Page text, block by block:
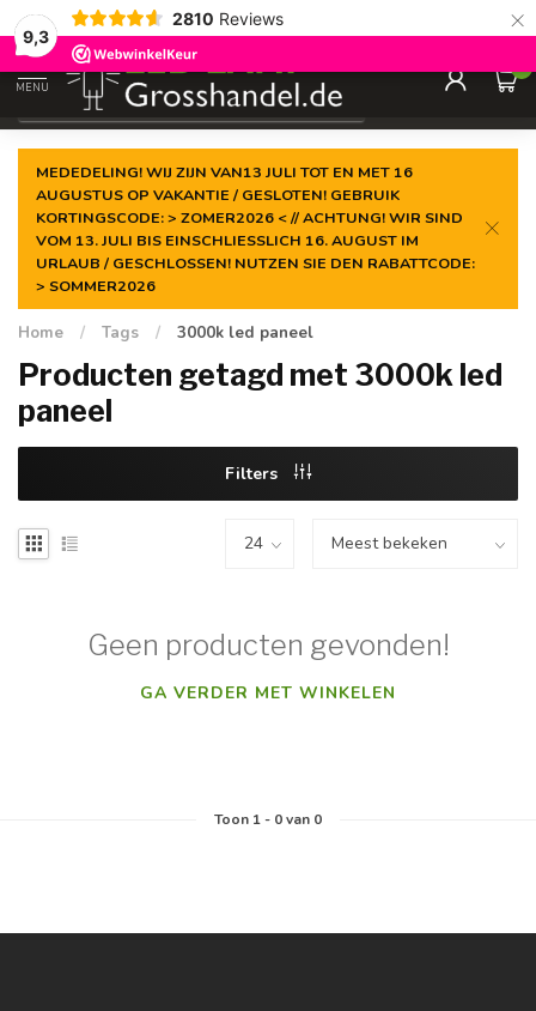
9,3
2810 Reviews ×
Gegarandeerde delaagste prijs
MENU
0
MEDEDELING! WIJ ZIJN VAN13 JULI TOT EN MET 16
AUGUSTUS OP VAKANTIE / GESLOTEN! GEBRUIK
KORTINGSCODE: > ZOMER2026 < // ACHTUNG! WIR SIND
VOM 13. JULI BIS EINSCHLIESSLICH 16. AUGUST IM
URLAUB / GESCHLOSSEN! NUTZEN SIE DEN RABATTCODE:
> SOMMER2026
Home / Tags / 3000k led paneel
Producten getagd met 3000k led
paneel
Filters
Geen producten gevonden!
GA VERDER MET WINKELEN
Toon 1- 0van 0